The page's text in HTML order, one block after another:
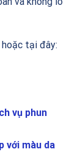
hoặc tại đây:
vụ phun
với màu da